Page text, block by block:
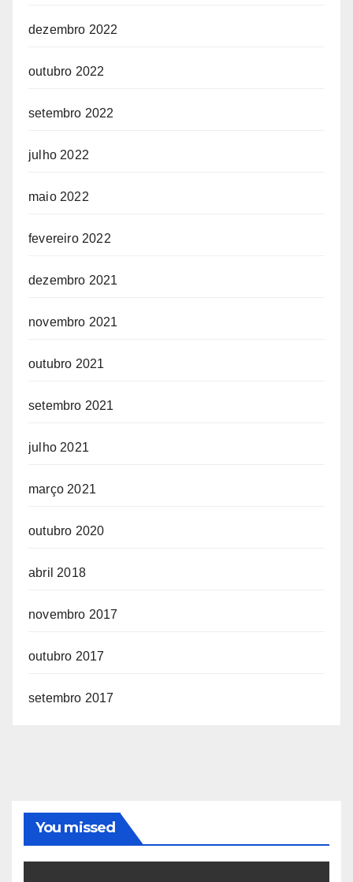
dezembro 2022
outubro 2022
setembro 2022
julho 2022
maio 2022
fevereiro 2022
dezembro 2021
novembro 2021
outubro 2021
setembro 2021
julho 2021
março 2021
outubro 2020
abril 2018
novembro 2017
outubro 2017
setembro 2017
You missed